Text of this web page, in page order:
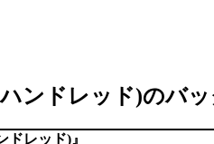
ンドレッド)のバ
ドレッド) 』